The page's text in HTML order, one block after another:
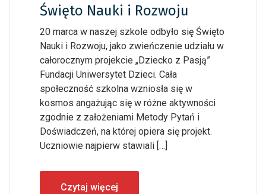
Święto Nauki i Rozwoju
20 marca w naszej szkole odbyło się Święto
Nauki i Rozwoju, jako zwieńczenie udziału w
całorocznym projekcie „Dziecko z Pasją”
Fundacji Uniwersytet Dzieci. Cała
społeczność szkolna wzniosła się w
kosmos angażując się w różne aktywności
zgodnie z założeniami Metody Pytań i
Doświadczeń, na której opiera się projekt.
Uczniowie najpierw stawiali […]
Czytaj więcej